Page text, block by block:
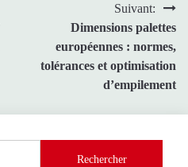
Suivant:
Dimensions palettes
européennes : normes,
tolérances et optimisation
d’empilement
Rechercher